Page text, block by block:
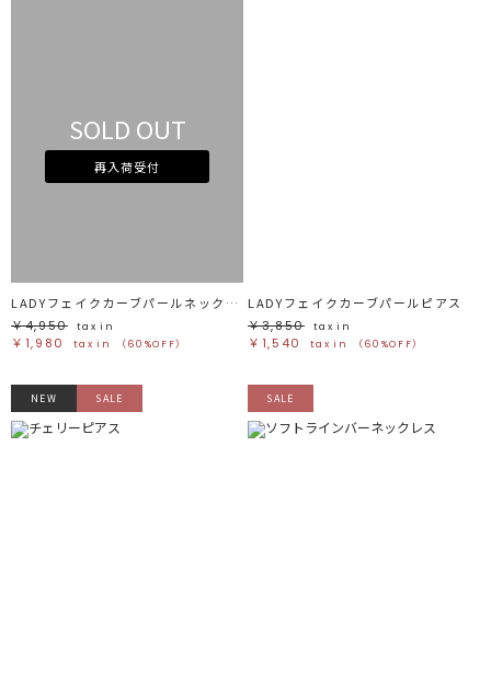
SOLD OUT
再入荷受付
LADYフェイクカーブパールネックレス
￥4,950
tax in
￥1,980 tax in （60%OFF）
LADYフェイクカーブパールピアス
￥3,850
tax in
￥1,540 tax in （60%OFF）
NEW SALE SALE